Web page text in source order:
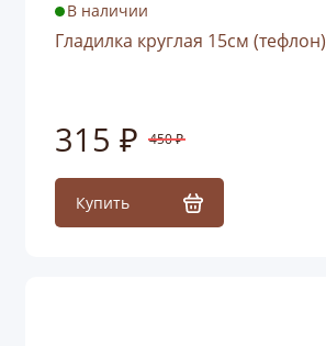
В наличии
Гладилка круглая 15см (тефлон)
315 ₽ 450 ₽
Купить